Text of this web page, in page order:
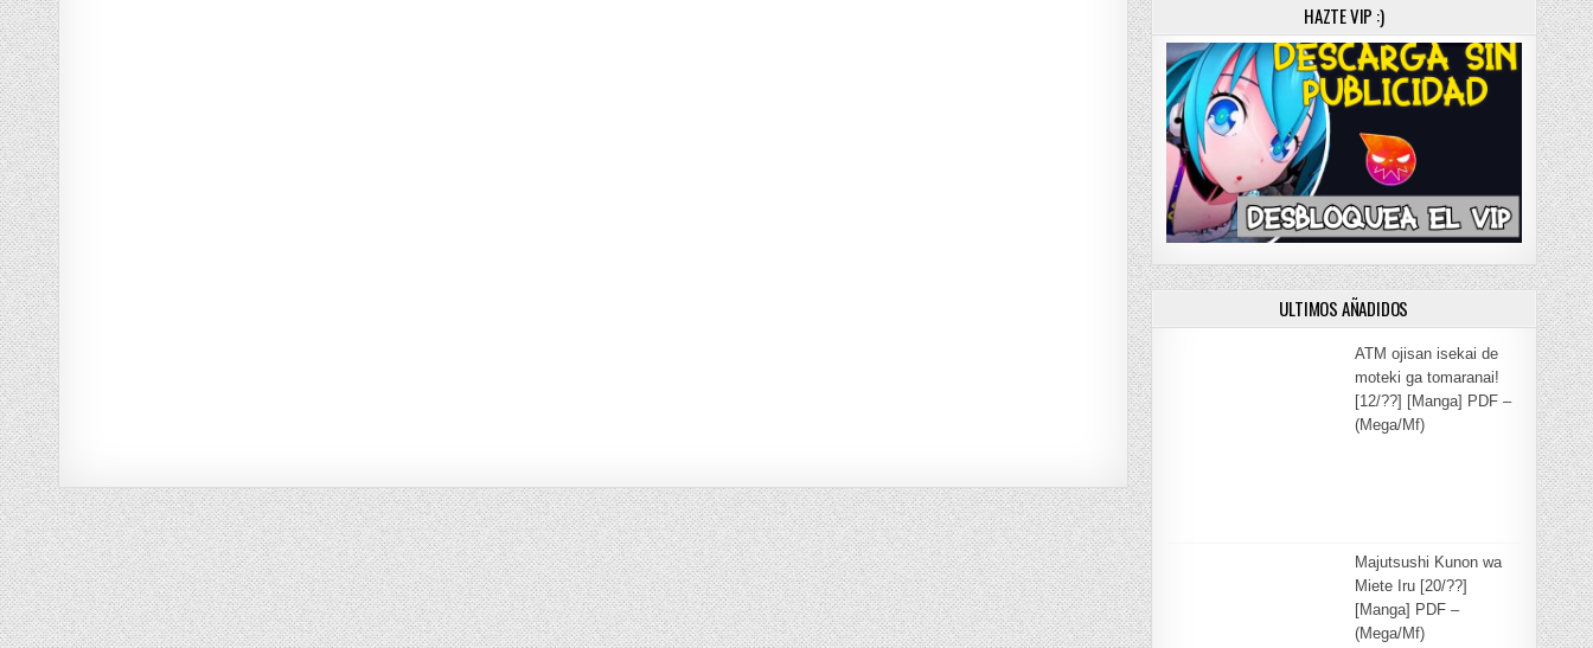
HAZTE VIP :)
ULTIMOS AÑADIDOS
ATM ojisan isekai de
moteki ga tomaranai!
[12/??] [Manga] PDF –
(Mega/Mf)
Majutsushi Kunon wa
Miete Iru [20/??]
[Manga] PDF –
(Mega/Mf)